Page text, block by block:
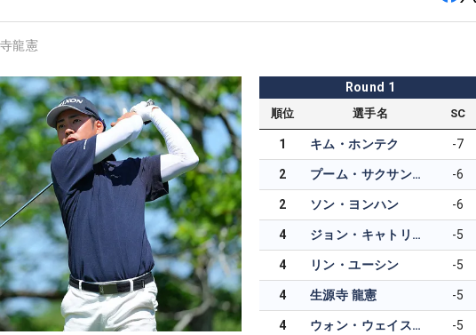
龍憲
Round 1
順位 選手名 SC
1 キム・ホンテク -7
2 プーム・サクサンシン -6
2 ソン・ヨンハン -6
4 ジョン・キャトリン -5
4 リン・ユーシン -5
4 生源寺 龍憲 -5
4 ウォン・ウェイスワン -5